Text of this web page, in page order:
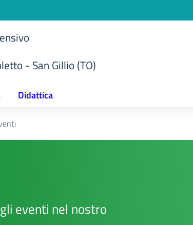
- San Gillio (TO)
Didattica
eventi nel nostro